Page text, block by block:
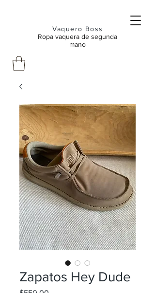
Vaquero Boss
Ropa vaquera de segunda
mano
Zapatos Hey Dude